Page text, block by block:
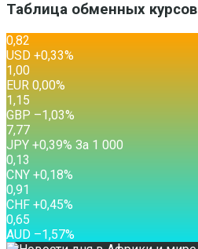
Таблица обменных курсов
0,82
USD +0,33%
1,00
EUR 0,00%
1,15
GBP –1,03%
7,77
JPY +0,39% За 1 000
0,13
CNY +0,18%
0,91
CHF +0,45%
0,65
AUD –1,57%